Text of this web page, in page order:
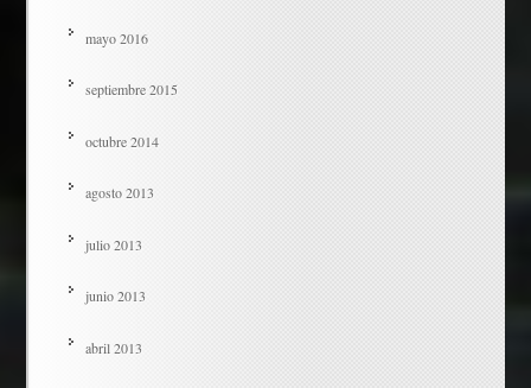
mayo 2016
septiembre 2015
octubre 2014
agosto 2013
julio 2013
junio 2013
abril 2013